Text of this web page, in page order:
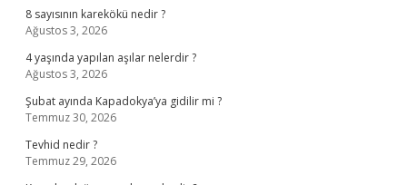
8 sayısının karekökü nedir ?
Ağustos 3, 2026
4 yaşında yapılan aşılar nelerdir ?
Ağustos 3, 2026
Şubat ayında Kapadokya’ya gidilir mi ?
Temmuz 30, 2026
Tevhid nedir ?
Temmuz 29, 2026